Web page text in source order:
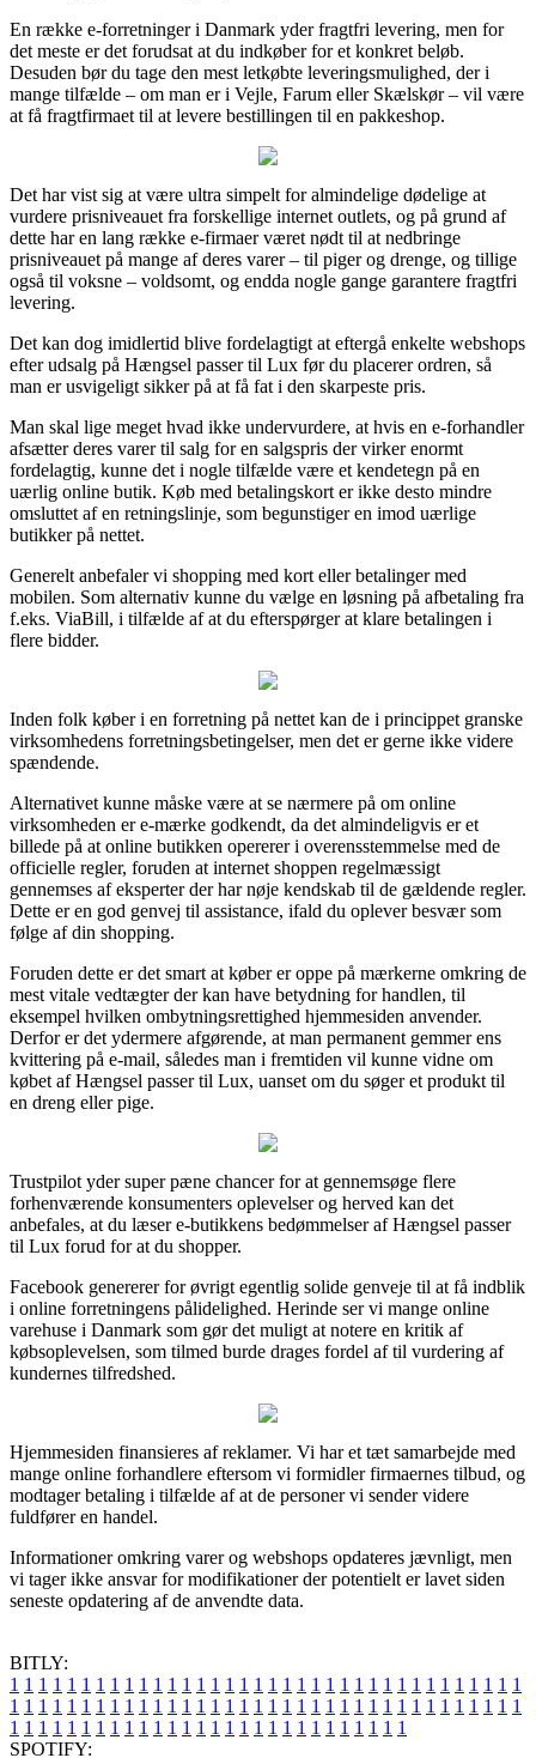
En række e-forretninger i Danmark yder fragtfri levering, men for
det meste er det forudsat at du indkøber for et konkret beløb.
Desuden bør du tage den mest letkøbte leveringsmulighed, der i
mange tilfælde – om man er i Vejle, Farum eller Skælskør – vil være
at få fragtfirmaet til at levere bestillingen til en pakkeshop.
Det har vist sig at være ultra simpelt for almindelige dødelige at
vurdere prisniveauet fra forskellige internet outlets, og på grund af
dette har en lang række e-firmaer været nødt til at nedbringe
prisniveauet på mange af deres varer – til piger og drenge, og tillige
også til voksne – voldsomt, og endda nogle gange garantere fragtfri
levering.
Det kan dog imidlertid blive fordelagtigt at eftergå enkelte webshops
efter udsalg på Hængsel passer til Lux før du placerer ordren, så
man er usvigeligt sikker på at få fat i den skarpeste pris.
Man skal lige meget hvad ikke undervurdere, at hvis en e-forhandler
afsætter deres varer til salg for en salgspris der virker enormt
fordelagtig, kunne det i nogle tilfælde være et kendetegn på en
uærlig online butik. Køb med betalingskort er ikke desto mindre
omsluttet af en retningslinje, som begunstiger en imod uærlige
butikker på nettet.
Generelt anbefaler vi shopping med kort eller betalinger med
mobilen. Som alternativ kunne du vælge en løsning på afbetaling fra
f.eks. ViaBill, i tilfælde af at du efterspørger at klare betalingen i
flere bidder.
Inden folk køber i en forretning på nettet kan de i princippet granske
virksomhedens forretningsbetingelser, men det er gerne ikke videre
spændende.
Alternativet kunne måske være at se nærmere på om online
virksomheden er e-mærke godkendt, da det almindeligvis er et
billede på at online butikken opererer i overensstemmelse med de
officielle regler, foruden at internet shoppen regelmæssigt
gennemses af eksperter der har nøje kendskab til de gældende regler.
Dette er en god genvej til assistance, ifald du oplever besvær som
følge af din shopping.
Foruden dette er det smart at køber er oppe på mærkerne omkring de
mest vitale vedtægter der kan have betydning for handlen, til
eksempel hvilken ombytningsrettighed hjemmesiden anvender.
Derfor er det ydermere afgørende, at man permanent gemmer ens
kvittering på e-mail, således man i fremtiden vil kunne vidne om
købet af Hængsel passer til Lux, uanset om du søger et produkt til
en dreng eller pige.
Trustpilot yder super pæne chancer for at gennemsøge flere
forhenværende konsumenters oplevelser og herved kan det
anbefales, at du læser e-butikkens bedømmelser af Hængsel passer
til Lux forud for at du shopper.
Facebook genererer for øvrigt egentlig solide genveje til at få indblik
i online forretningens pålidelighed. Herinde ser vi mange online
varehuse i Danmark som gør det muligt at notere en kritik af
købsoplevelsen, som tilmed burde drages fordel af til vurdering af
kundernes tilfredshed.
Hjemmesiden finansieres af reklamer. Vi har et tæt samarbejde med
mange online forhandlere eftersom vi formidler firmaernes tilbud, og
modtager betaling i tilfælde af at de personer vi sender videre
fuldfører en handel.
Informationer omkring varer og webshops opdateres jævnligt, men
vi tager ikke ansvar for modifikationer der potentielt er lavet siden
seneste opdatering af de anvendte data.
BITLY:
1 1 1 1 1 1 1 1 1 1 1 1 1 1 1 1 1 1 1 1 1 1 1 1 1 1 1 1 1 1 1 1 1 1 1 1
1 1 1 1 1 1 1 1 1 1 1 1 1 1 1 1 1 1 1 1 1 1 1 1 1 1 1 1 1 1 1 1 1 1 1 1
1 1 1 1 1 1 1 1 1 1 1 1 1 1 1 1 1 1 1 1 1 1 1 1 1 1 1 1
SPOTIFY: